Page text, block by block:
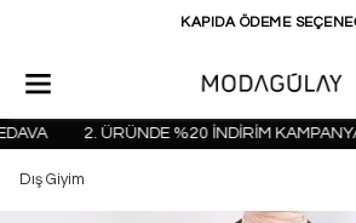
KAPIDA ÖDEME
2. ÜRÜNDE %20 İNDİRİM
Dış Giyim